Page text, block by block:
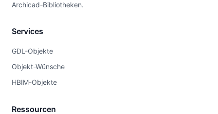
Archicad-Bibliotheken.
Services
GDL-Objekte
Objekt-Wünsche
HBIM-Objekte
Ressourcen